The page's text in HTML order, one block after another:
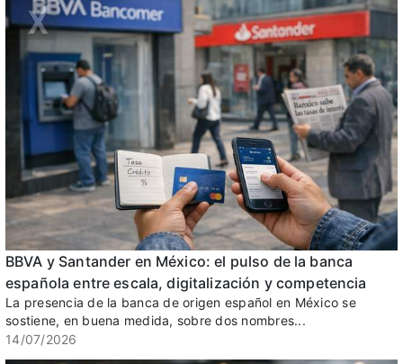
BBVA y Santander en México: el pulso de la banca
española entre escala, digitalización y competencia
La presencia de la banca de origen español en México se
sostiene, en buena medida, sobre dos nombres...
14/07/2026